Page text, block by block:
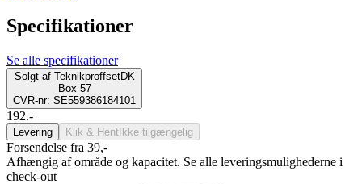
Specifikationer
Se alle specifikationer
Solgt af TeknikproffsetDK
Box 57
CVR-nr: SE559386184101
192.-
Levering Klik & Hent Ikke tilgængelig
Forsendelse fra 39,-
Afhængig af område og kapacitet. Se alle leveringsmulighederne i
check-out